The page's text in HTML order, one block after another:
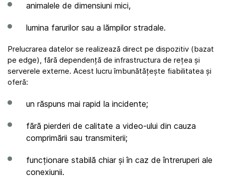
animalele de dimensiuni mici,
lumina farurilor sau a lămpilor stradale.
Prelucrarea datelor se realizează direct pe dispozitiv (bazat
pe edge), fără dependență de infrastructura de rețea și
serverele externe. Acest lucru îmbunătățește fiabilitatea și
oferă:
un răspuns mai rapid la incidente;
fără pierderi de calitate a video-ului din cauza
comprimării sau transmiterii;
funcționare stabilă chiar și în caz de întreruperi ale
conexiunii.